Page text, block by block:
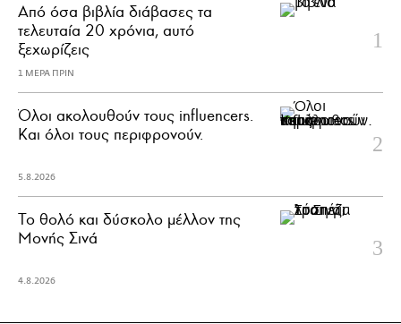
Από όσα βιβλία διάβασες τα
τελευταία 20 χρόνια, αυτό
ξεχωρίζεις
1 ΜΕΡΑ ΠΡΙΝ
Όλοι ακολουθούν τους influencers.
Και όλοι τους περιφρονούν.
5.8.2026
Το θολό και δύσκολο μέλλον της
Μονής Σινά
4.8.2026